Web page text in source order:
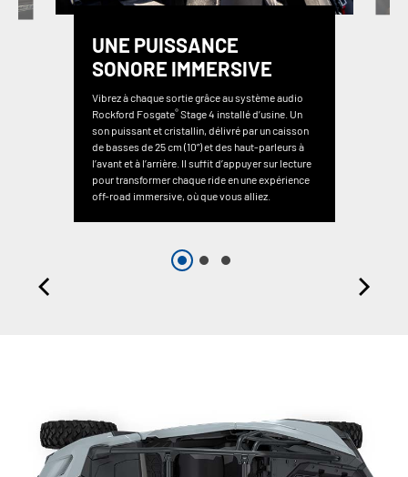
UNE PUISSANCE
SONORE IMMERSIVE
Vibrez à chaque sortie grâce au système audio
Rockford Fosgate®Stage 4 installé d’usine. Un
son puissant et cristallin, délivré par un caisson
de basses de 25 cm (10”) et des haut-parleurs à
l’avant et à l’arrière. Il suffit d’appuyer sur lecture
pour transformer chaque ride en une expérience
off-road immersive, où que vous alliez.